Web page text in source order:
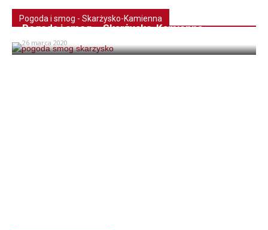
Pogoda i smog - Skarżysko-Kamienna
Pogoda i smog – Skarżysko-Kamienna
26 marca 2020